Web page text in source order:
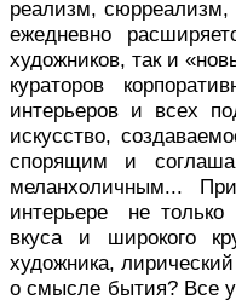
реализм, сюрреализм,
ежедневно
художников, так и
кураторов
интерьеров и всех
искусство,
спорящим и
меланхоличным...
интерьере не только
вкуса и широкого
художника,
о смысле бытия? Все